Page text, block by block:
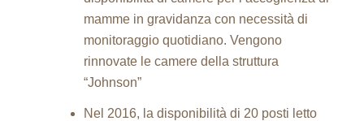
mamme in gravidanza con necessità di
monitoraggio quotidiano. Vengono
rinnovate le camere della struttura
“Johnson”
Nel 2016, la disponibilità di 20 posti letto